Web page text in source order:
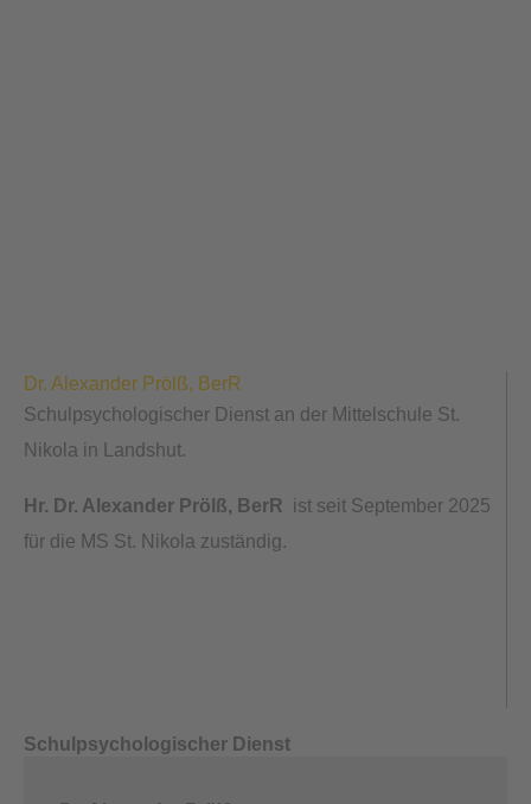
Dr. Alexander Prölß, BerR
Schulpsychologischer Dienst an der Mittelschule St.
Nikola in Landshut.
Hr. Dr. Alexander Prölß, BerR ist seit September 2025
für die MS St. Nikola zuständig.
Schulpsychologischer Dienst